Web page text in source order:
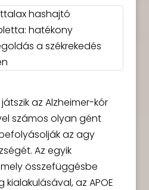
hashajtó
hatékony
a székrekedés
az Alzheimer-kór
számos olyan gént
az agy
Az egyik
összefüggésbe
az APOE